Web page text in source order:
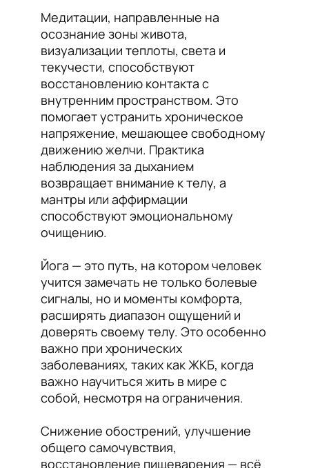
Медитации, направленные на
осознание зоны живота,
визуализации теплоты, света и
текучести, способствуют
восстановлению контакта с
внутренним пространством. Это
помогает устранить хроническое
напряжение, мешающее свободному
движению желчи. Практика
наблюдения за дыханием
возвращает внимание к телу, а
мантры или аффирмации
способствуют эмоциональному
очищению.
Йога — это путь, на котором человек
учится замечать не только болевые
сигналы, но и моменты комфорта,
расширять диапазон ощущений и
доверять своему телу. Это особенно
важно при хронических
заболеваниях, таких как ЖКБ, когда
важно научиться жить в мире с
собой, несмотря на ограничения.
Снижение обострений, улучшение
общего самочувствия,
восстановление пищеварения — всё